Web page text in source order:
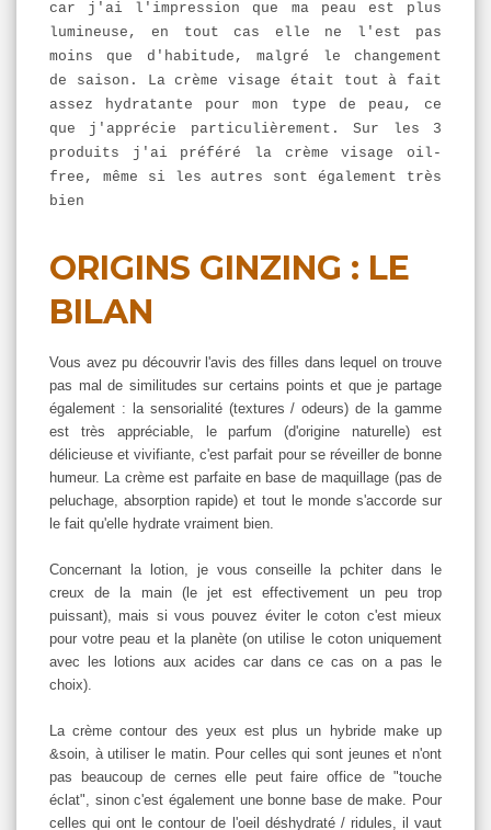
car j'ai l'impression que ma peau est plus
lumineuse, en tout cas elle ne l'est pas
moins que d'habitude, malgré le changement
de saison. La crème visage était tout à fait
assez hydratante pour mon type de peau, ce
que j'apprécie particulièrement. Sur les 3
produits j'ai préféré la crème visage oil-
free, même si les autres sont également très
bien
ORIGINS GINZING : LE
BILAN
Vous avez pu découvrir l'avis des filles dans lequel on trouve
pas mal de similitudes sur certains points et que je partage
également : la sensorialité (textures / odeurs) de la gamme
est très appréciable, le parfum (d'origine naturelle) est
délicieuse et vivifiante, c'est parfait pour se réveiller de bonne
humeur. La crème est parfaite en base de maquillage (pas de
peluchage, absorption rapide) et tout le monde s'accorde sur
le fait qu'elle hydrate vraiment bien.
Concernant la lotion, je vous conseille la pchiter dans le
creux de la main (le jet est effectivement un peu trop
puissant), mais si vous pouvez éviter le coton c'est mieux
pour votre peau et la planète (on utilise le coton uniquement
avec les lotions aux acides car dans ce cas on a pas le
choix).
La crème contour des yeux est plus un hybride make up
&soin, à utiliser le matin. Pour celles qui sont jeunes et n'ont
pas beaucoup de cernes elle peut faire office de "touche
éclat", sinon c'est également une bonne base de make. Pour
celles qui ont le contour de l'oeil déshydraté / ridules, il vaut